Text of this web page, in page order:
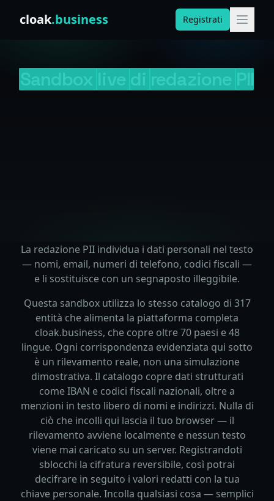
cloak.business Registrati
La redazione PII individua i dati personali nel testo
— nomi, email, numeri di telefono, codici fiscali —
e li sostituisce con un segnaposto illeggibile.
Questa sandbox utilizza lo stesso catalogo di 317
entità che alimenta la piattaforma completa
cloak.business, che copre oltre 70 paesi e 48
lingue. Ogni corrispondenza evidenziata qui sotto
è un rilevamento reale, non una simulazione
dimostrativa. Il catalogo copre dati strutturati
come IBAN e codici fiscali nazionali, oltre a
menzioni in testo libero di nomi e indirizzi. Nulla di
ciò che incolli qui lascia il tuo browser — il
rilevamento avviene localmente e nessun testo
viene mai caricato su un server. Registrandoti
sblocchi la cifratura reversibile, così potrai
decifrare in seguito i valori redatti con la tua
chiave personale. Incolla qualsiasi cosa — semplici